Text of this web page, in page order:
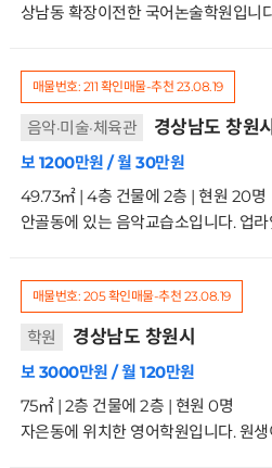
매물번호: 211 확인매물-추천 23.08.19
음악·미술·체육관 경상남도 창원시
보 1200만원 / 월 30만원
49.73㎡ | 4층 건물에 2층 | 현원 20명
매물번호: 205확인매물-추천 23.08.19
학원 경상남도 창원시
보 3000만원 / 월 120만원
75㎡ | 2층 건물에 2층 | 현원 0명